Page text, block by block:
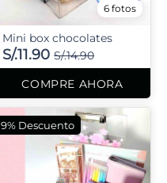
6 fotos
Mini box chocolates
S/.11.90 S/.14.90
COMPRE AHORA
9% Descuento